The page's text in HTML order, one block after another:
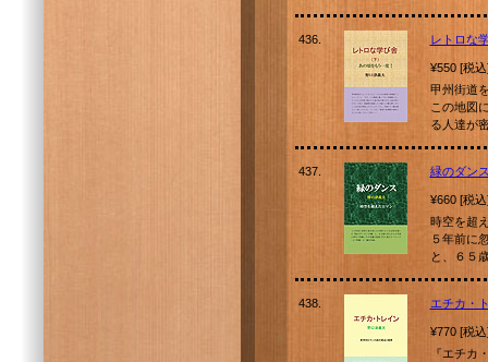
436. レトロな
¥550 [税
甲州街道
この地図
る人達が
437. 緑のダン
¥660 [税
時空を超
５年前に
と、６５
438. エチカ・
¥770 [税
『エチカ